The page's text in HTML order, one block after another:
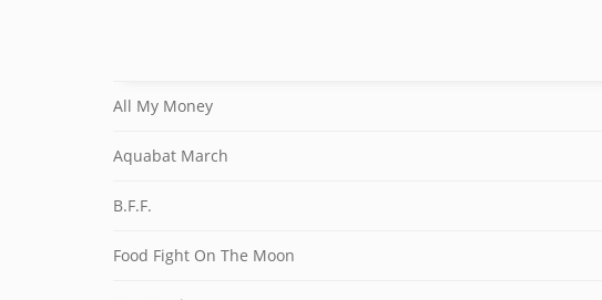
All My Money
Aquabat March
B.F.F.
Food Fight On The Moon